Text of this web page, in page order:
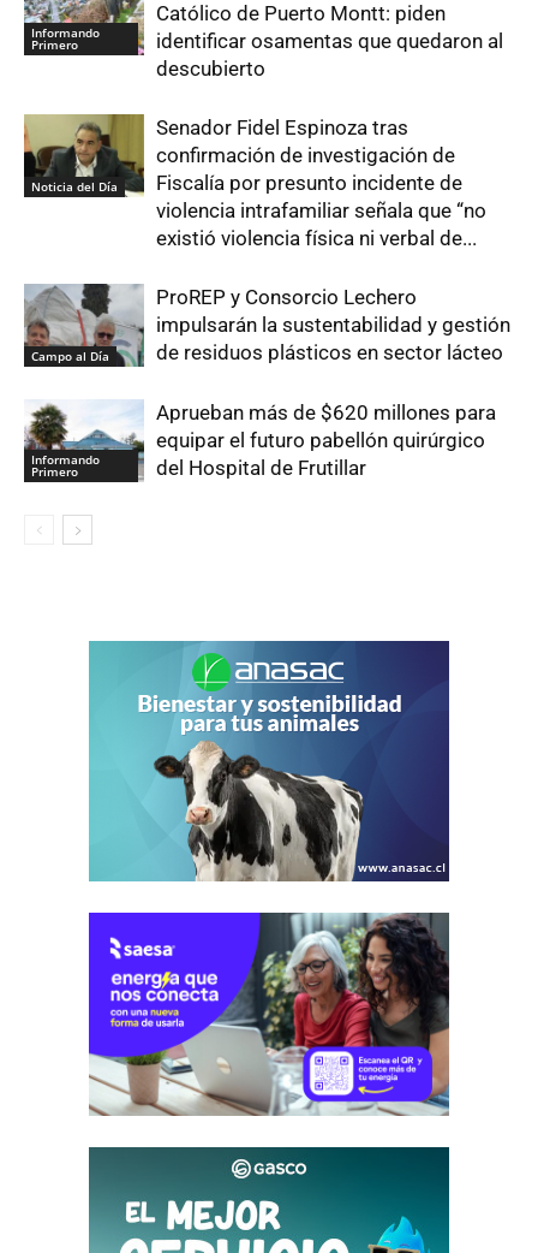
Informando
Primero
Católico de Puerto Montt: piden
identificar osamentas que quedaron al
descubierto
Noticia del Día
Senador Fidel Espinoza tras
confirmación de investigación de
Fiscalía por presunto incidente de
violencia intrafamiliar señala que “no
existió violencia física ni verbal de...
Campo al Día
ProREP y Consorcio Lechero
impulsarán la sustentabilidad y gestión
de residuos plásticos en sector lácteo
Informando
Primero
Aprueban más de $620 millones para
equipar el futuro pabellón quirúrgico
del Hospital de Frutillar